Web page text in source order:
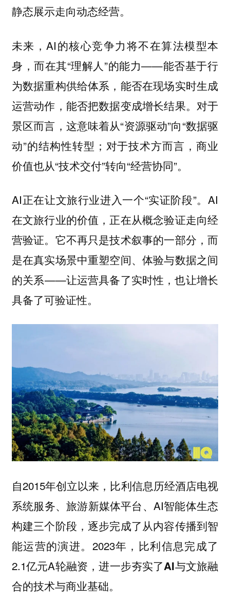
静态展示走向动态经营。
未来，AI的核心竞争力将不在算法模型本
身，而在其“理解人”的能力——能否基于行
为数据重构供给体系，能否在现场实时生成
运营动作，能否把数据变成增长结果。对于
景区而言，这意味着从“资源驱动”向“数据驱
动”的结构性转型；对于技术方而言，商业
价值也从“技术交付”转向“经营协同”。
AI正在让文旅行业进入一个“实证阶段”。AI
在文旅行业的价值，正在从概念验证走向经
营验证。它不再只是技术叙事的一部分，而
是在真实场景中重塑空间、体验与数据之间
的关系——让运营具备了实时性，也让增长
具备了可验证性。
自2015年创立以来，比利信息历经酒店电视
系统服务、旅游新媒体平台、AI智能体生态
构建三个阶段，逐步完成了从内容传播到智
能运营的演进。2023年，比利信息完成了
2.1亿元A轮融资，进一步夯实了AI与文旅融
合的技术与商业基础。